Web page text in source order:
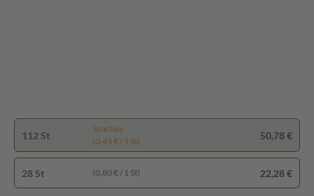
112 St
Spartipp
(0,45 € / 1 St)
50,78 €
28 St (0,80 € / 1 St) 22,28 €